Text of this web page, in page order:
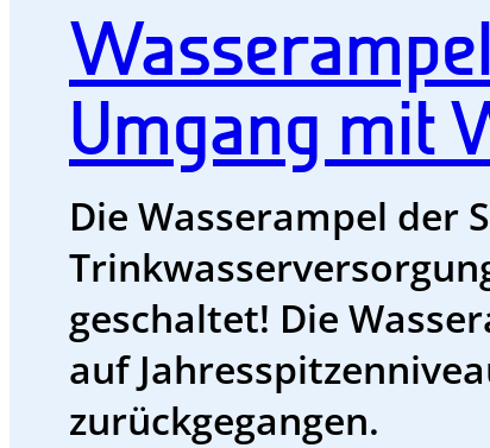
Umgang mit
Die Wasserampel der
geschaltet! Die
auf
zurückgegangen.